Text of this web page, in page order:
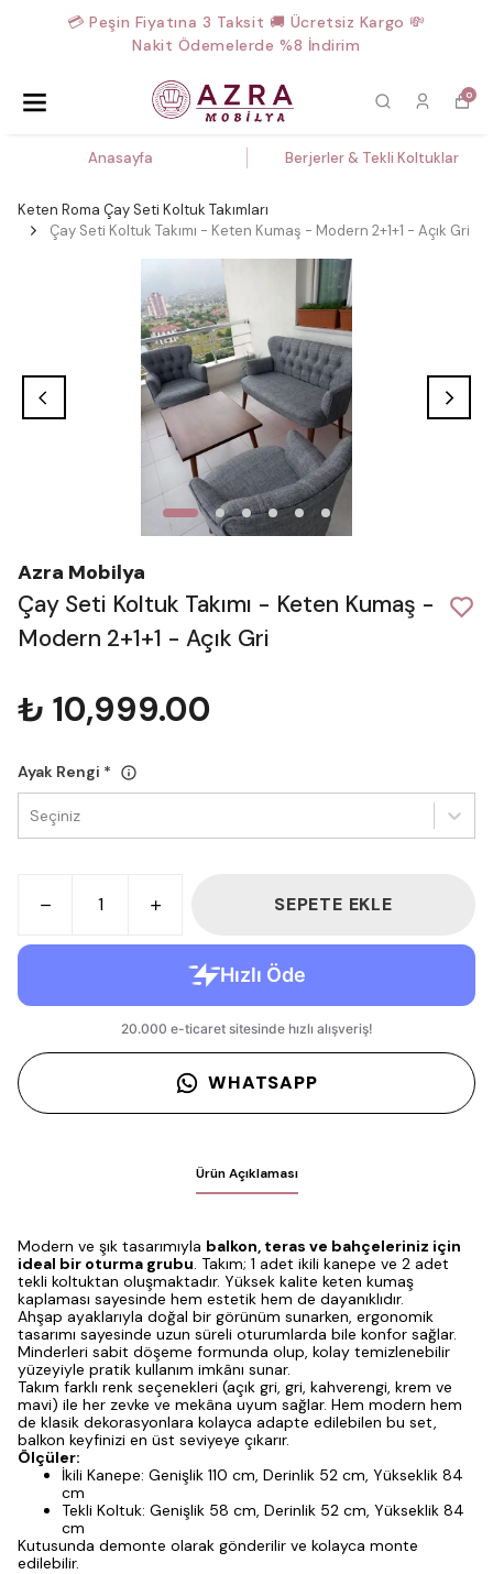
💳 Peşin Fiyatına 3 Taksit 🚚 Ücretsiz Kargo 💸
Nakit Ödemelerde %8 İndirim
0
Anasayfa Berjerler & Tekli Koltuklar
Keten Roma Çay Seti Koltuk Takımları
Çay Seti Koltuk Takımı - Keten Kumaş - Modern 2+1+1 - Açık Gri
Azra Mobilya
Çay Seti Koltuk Takımı - Keten Kumaş -
Modern 2+1+1 - Açık Gri
₺ 10,999.00
Ayak Rengi *
Seçiniz
SEPETE EKLE
WHATSAPP
Ürün Açıklaması
Modern ve şık tasarımıyla balkon, teras ve bahçeleriniz için
ideal bir oturma grubu. Takım; 1 adet ikili kanepe ve 2 adet
tekli koltuktan oluşmaktadır. Yüksek kalite keten kumaş
kaplaması sayesinde hem estetik hem de dayanıklıdır.
Ahşap ayaklarıyla doğal bir görünüm sunarken, ergonomik
tasarımı sayesinde uzun süreli oturumlarda bile konfor sağlar.
Minderleri sabit döşeme formunda olup, kolay temizlenebilir
yüzeyiyle pratik kullanım imkânı sunar.
Takım farklı renk seçenekleri (açık gri, gri, kahverengi, krem ve
mavi) ile her zevke ve mekâna uyum sağlar. Hem modern hem
de klasik dekorasyonlara kolayca adapte edilebilen bu set,
balkon keyfinizi en üst seviyeye çıkarır.
Ölçüler:
İkili Kanepe: Genişlik 110 cm, Derinlik 52 cm, Yükseklik 84
cm
Tekli Koltuk: Genişlik 58 cm, Derinlik 52 cm, Yükseklik 84
cm
Kutusunda demonte olarak gönderilir ve kolayca monte
edilebilir.